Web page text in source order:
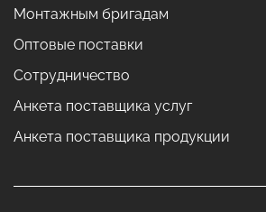
Монтажным бригадам
Оптовые поставки
Сотрудничество
Анкета поставщика услуг
Анкета поставщика продукции